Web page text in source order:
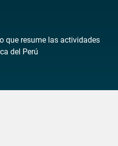
que resume las actividades
del Perú